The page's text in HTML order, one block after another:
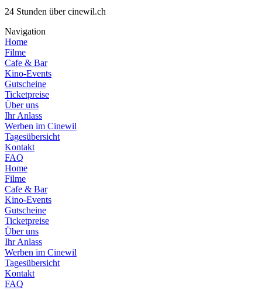
24 Stunden über cinewil.ch
Navigation
Home
Filme
Cafe & Bar
Kino-Events
Gutscheine
Ticketpreise
Über uns
Ihr Anlass
Werben im Cinewil
Tagesübersicht
Kontakt
FAQ
Home
Filme
Cafe & Bar
Kino-Events
Gutscheine
Ticketpreise
Über uns
Ihr Anlass
Werben im Cinewil
Tagesübersicht
Kontakt
FAQ